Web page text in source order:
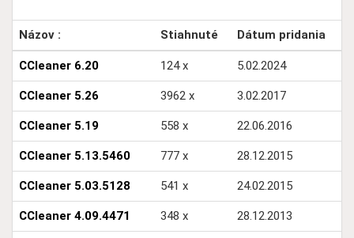
Názov : Stiahnuté Dátum pridania
CCleaner 6.20 124 x 5.02.2024
CCleaner 5.26 3962 x 3.02.2017
CCleaner 5.19 558 x 22.06.2016
CCleaner 5.13.5460 777 x 28.12.2015
CCleaner 5.03.5128 541 x 24.02.2015
CCleaner 4.09.4471 348 x 28.12.2013